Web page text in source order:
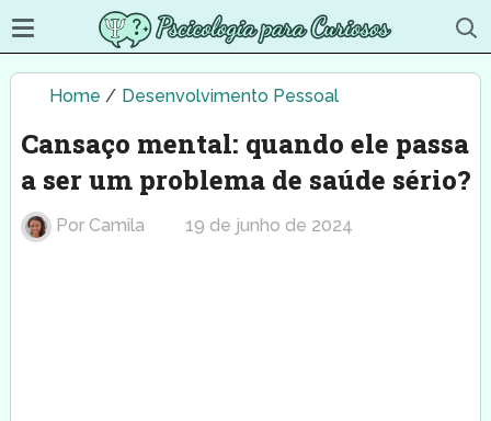
Home / Desenvolvimento Pessoal
Cansaço mental: quando ele passa
a ser um problema de saúde sério?
Por Camila 19 de junho de 2024